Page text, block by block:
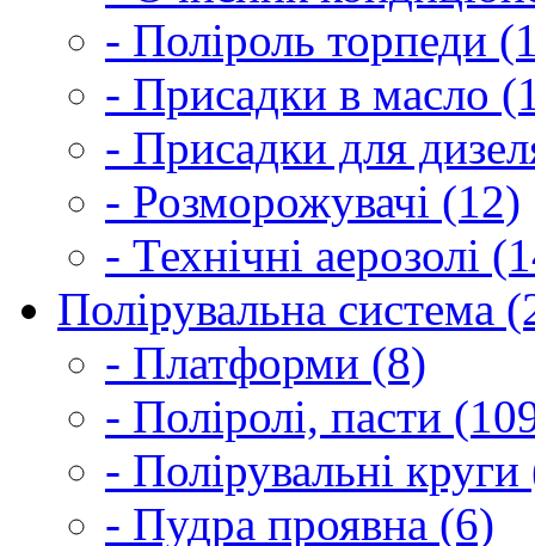
- Поліроль торпеди
- Присадки в масло
- Присадки для
- Розморожувачі (12)
- Технічні аерозолі
Полірувальна система
- Платформи (8)
- Поліролі, пасти
- Полірувальні
- Пудра проявна (6)